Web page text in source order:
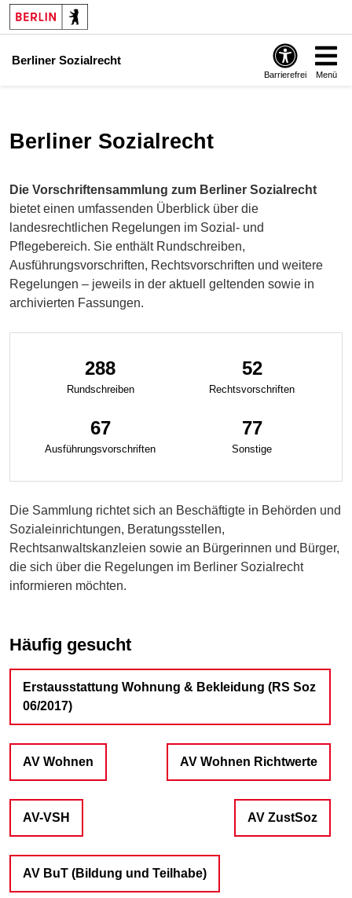
Berliner Sozialrecht
Barrierefrei Menü
Berliner Sozialrecht
Die Vorschriftensammlung zum Berliner Sozialrecht
bietet einen umfassenden Überblick über die
landesrechtlichen Regelungen im Sozial- und
Pflegebereich. Sie enthält Rundschreiben,
Ausführungsvorschriften, Rechtsvorschriften und weitere
Regelungen – jeweils in der aktuell geltenden sowie in
archivierten Fassungen.
288
Rundschreiben
52
Rechts­vorschriften
67
Ausführungs­vorschriften
77
Sonstige
Die Sammlung richtet sich an Beschäftigte in Behörden und
Sozialeinrichtungen, Beratungsstellen,
Rechtsanwaltskanzleien sowie an Bürgerinnen und Bürger,
die sich über die Regelungen im Berliner Sozialrecht
informieren möchten.
Häufig gesucht
Erstausstattung Wohnung & Bekleidung (RS Soz
06/2017)
AV Wohnen AV Wohnen Richtwerte
AV-VSH AV ZustSoz
AV BuT (Bildung und Teilhabe)